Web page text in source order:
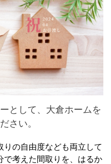
として、大倉ホームを
さい。
の自由度なども両立して
で考えた間取りを、はるか